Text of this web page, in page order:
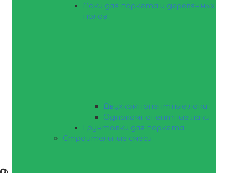
Лаки для паркета и деревянных
полов
Двухкомпонентные лаки
Однокомпонентные лаки
Грунтовки для паркета
Строительные смеси